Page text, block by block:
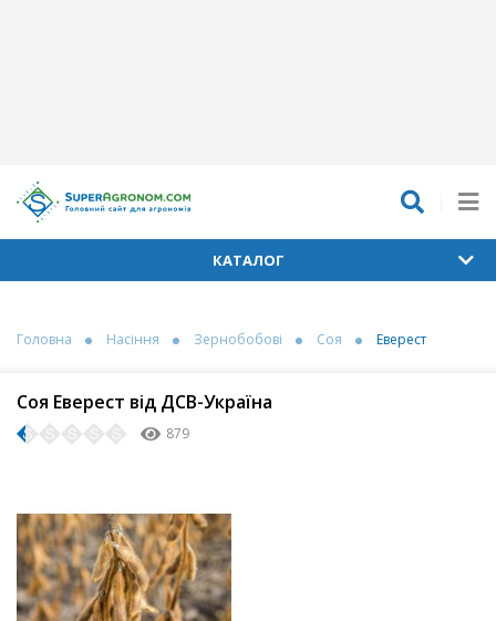
КАТАЛОГ
Головна Насіння Зернобобові Соя Еверест
Соя Еверест від ДСВ-Україна
879